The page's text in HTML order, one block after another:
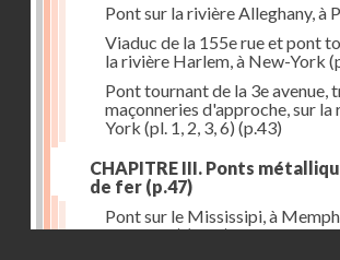
Pont sur la rivière Alleghany, à
Viaduc de la 155e rue et pont
la rivière Harlem, à New-York
Pont tournant de la 3e avenue,
maçonneries d'approche, sur
York (pl. 1, 2, 3, 6) (p.43)
CHAPITRE III. Ponts
de fer (p.47)
Pont sur le Mississipi, à
11, 12, 13)(p.47)